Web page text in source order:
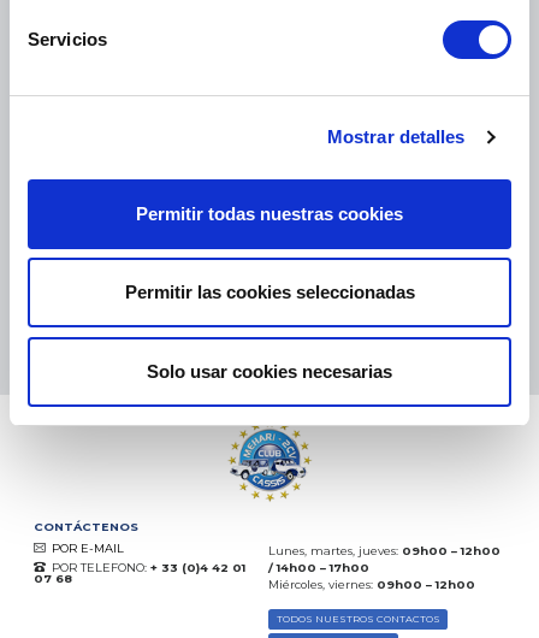
Servicios
Mostrar detalles
Permitir todas nuestras cookies
Permitir las cookies seleccionadas
Solo usar cookies necesarias
PAQUETES GRANDES:TNT, GÉODIS, FRANCE EXPRESS, DPD
eKomi
THE FEEDBACK
COMPANY
Excelente:4.5/5
(desde 2018)
CONTÁCTENOS
POR E-MAIL
POR TELEFONO: + 33 (0)4 42 01
07 68
Lunes, martes, jueves: 09h00 – 12h00
/ 14h00 – 17h00
Miércoles, viernes: 09h00 – 12h00
TODOS NUESTROS CONTACTOS